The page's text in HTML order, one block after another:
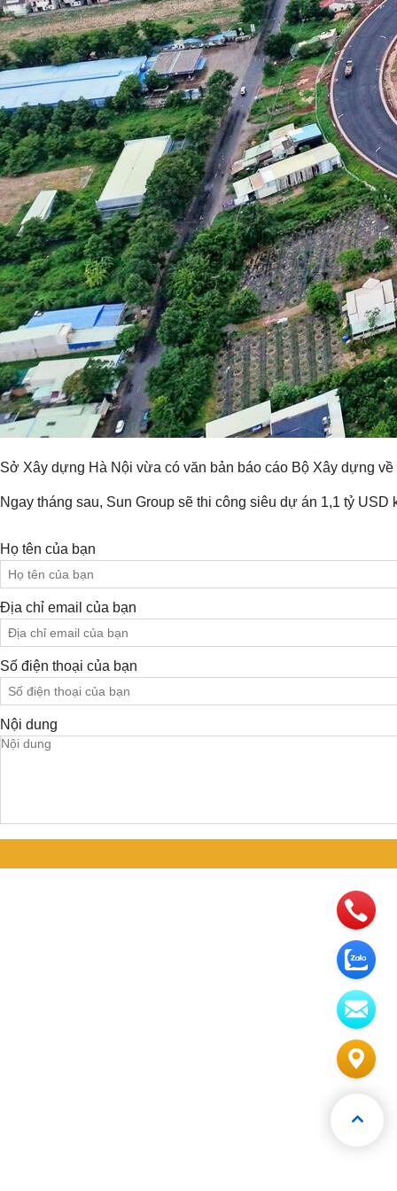
Sở Xây dựng Hà Nội vừa có văn bản báo cáo Bộ Xây dựng
Ngay tháng sau, Sun Group sẽ thi công siêu dự án 1,1 tỷ
Họ tên của bạn
Địa chỉ email của bạn
Số điện thoại của bạn
Nội dung